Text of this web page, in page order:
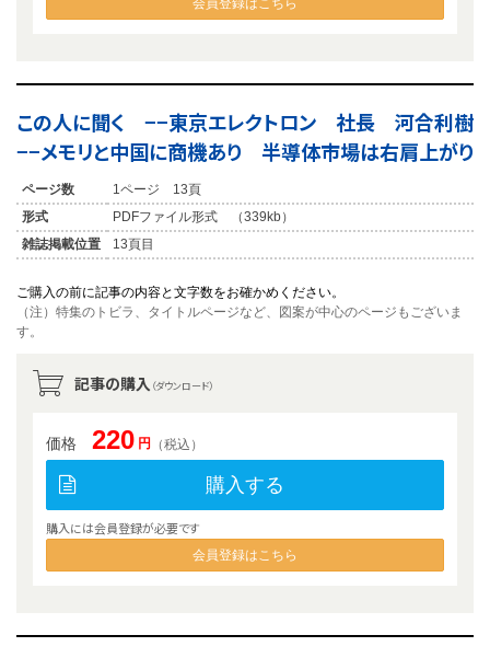
会員登録はこちら
この人に聞く −−東京エレクトロン 社長 河合利樹
−−メモリと中国に商機あり 半導体市場は右肩上がり
ページ数
1ページ 13頁
形式
PDFファイル形式 （339kb）
雑誌掲載位置
13頁目
ご購入の前に記事の内容と文字数をお確かめください。
（注）特集のトビラ、タイトルページなど、図案が中心のページもございま
す。
記事の購入 （ダウンロード）
価格 220 円 （税込）
購入する
購入には会員登録が必要です
会員登録はこちら